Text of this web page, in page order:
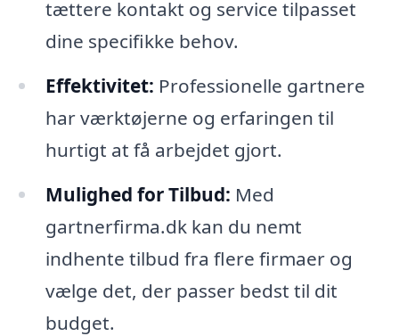
tættere kontakt og service tilpasset
dine specifikke behov.
Effektivitet: Professionelle gartnere
har værktøjerne og erfaringen til
hurtigt at få arbejdet gjort.
Mulighed for Tilbud: Med
gartnerfirma.dk kan du nemt
indhente tilbud fra flere firmaer og
vælge det, der passer bedst til dit
budget.